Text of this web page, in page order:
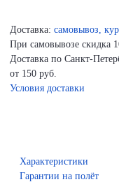
Доставка: самовывоз,
При самовывозе скидка
Доставка по Санкт-
от 150 руб.
Условия доставки
Характеристики
Гарантии на полёт